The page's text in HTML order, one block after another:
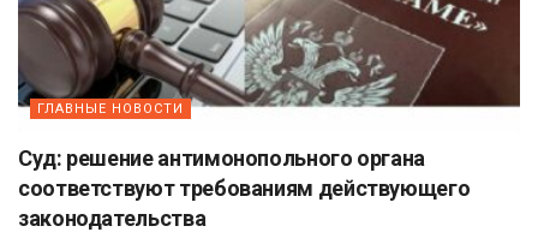
ГЛАВНЫЕ НОВОСТИ
Суд: решение антимонопольного органа
соответствуют требованиям действующего
законодательства